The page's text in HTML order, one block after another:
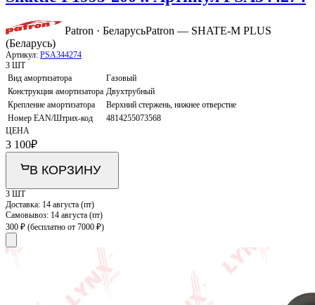
Patron · БеларусьPatron — SHATE-M PLUS
(Беларусь)
Артикул: PSA344274
3 ШТ
Вид амортизатора
Газовый
Конструкция амортизатора Двухтрубный
Крепление амортизатора
Верхний стержень, нижнее отверстие
Номер EAN/Штрих-код
4814255073568
ЦЕНА
3 100₽
В КОРЗИНУ
3 ШТ
Доставка: 14 августа (пт)
Самовывоз: 14 августа (пт)
300 ₽ (бесплатно от 7000 ₽)